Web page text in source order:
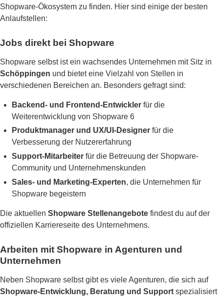
Shopware-Ökosystem zu finden. Hier sind einige der besten
Anlaufstellen:
Jobs direkt bei Shopware
Shopware selbst ist ein wachsendes Unternehmen mit Sitz in
Schöppingen und bietet eine Vielzahl von Stellen in
verschiedenen Bereichen an. Besonders gefragt sind:
Backend- und Frontend-Entwickler für die
Weiterentwicklung von Shopware 6
Produktmanager und UX/UI-Designer für die
Verbesserung der Nutzererfahrung
Support-Mitarbeiter für die Betreuung der Shopware-
Community und Unternehmenskunden
Sales- und Marketing-Experten, die Unternehmen für
Shopware begeistern
Die aktuellen Shopware Stellenangebote findest du auf der
offiziellen Karriereseite des Unternehmens.
Arbeiten mit Shopware in Agenturen und
Unternehmen
Neben Shopware selbst gibt es viele Agenturen, die sich auf
Shopware-Entwicklung, Beratung und Support spezialisiert